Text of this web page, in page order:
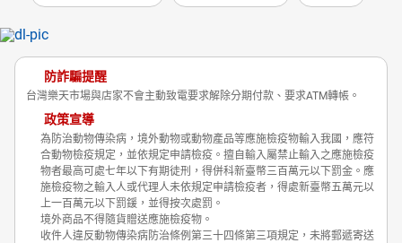
防詐騙提醒
台灣樂天市場與店家不會主動致電要求解除分期付款、要求ATM轉帳。
政策宣導
為防治動物傳染病，境外動物或動物產品等應施檢疫物輸入我國，應符
合動物檢疫規定，並依規定申請檢疫。擅自輸入屬禁止輸入之應施檢疫
物者最高可處七年以下有期徒刑，得併科新臺幣三百萬元以下罰金。應
施檢疫物之輸入人或代理人未依規定申請檢疫者，得處新臺幣五萬元以
上一百萬元以下罰鍰，並得按次處罰。
境外商品不得隨貨贈送應施檢疫物。
收件人違反動物傳染病防治條例第三十四條第三項規定，未將郵遞寄送